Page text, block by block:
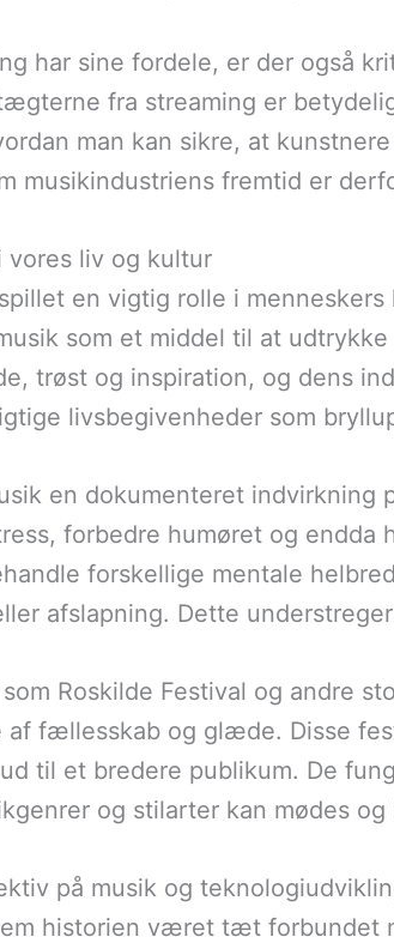
har sine fordele, er der også
fra streaming er
man kan sikre, at
musikindustriens fremtid er
vores liv og kultur
en vigtig rolle i
som et middel til at
trøst og inspiration, og dens
livsbegivenheder som
en dokumenteret indvirkning
forbedre humøret og
forskellige mentale
afslapning. Dette
Roskilde Festival og andre
fællesskab og glæde. Disse
til et bredere publikum. De
og stilarter kan mødes og
på musik og
historien været tæt forbundet